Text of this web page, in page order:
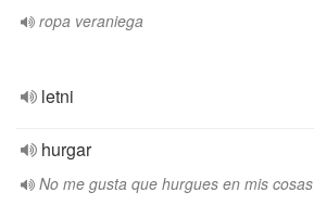
ropa veraniega
letni
hurgar
No me gusta que hurgues en mis cosas